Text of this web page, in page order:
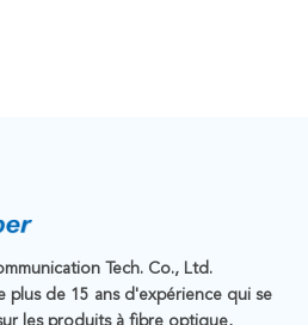
Tech. Co., Ltd.
plus de 15 ans d'expérience qui se
les produits à fibre optique,